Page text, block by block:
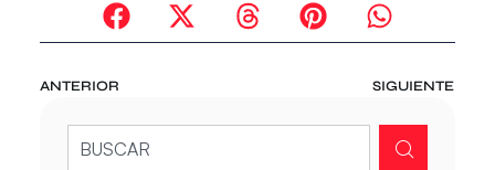
ANTERIOR SIGUIENTE